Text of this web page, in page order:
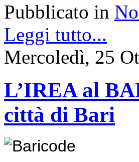
Pubblicato in
Leggi tutto...
Mercoledì, 25
L’IREA al
città di Bari